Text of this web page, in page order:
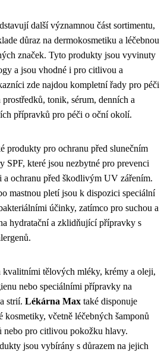
další významnou část sortimentu,
důraz na dermokosmetiku a léčebnou
značek. Tyto produkty jsou vyvinuty
a jsou vhodné i pro citlivou a
zde najdou kompletní řady pro péči
tonik, sérum, denních a
přípravků pro péči o oční okolí.
produkty pro ochranu před slunečním
SPF, které jsou nezbytné pro prevenci
a ochranu před škodlivým UV zářením.
mastnou pletí jsou k dispozici speciální
účinky, zatímco pro suchou a
hydratační a zklidňující přípravky s
kvalitními tělových mléky, krémy a oleji,
nebo speciálními přípravky na
strií. Lékárna Max také disponuje
kosmetiky, včetně léčebných šamponů
nebo pro citlivou pokožku hlavy.
jsou vybírány s důrazem na jejich